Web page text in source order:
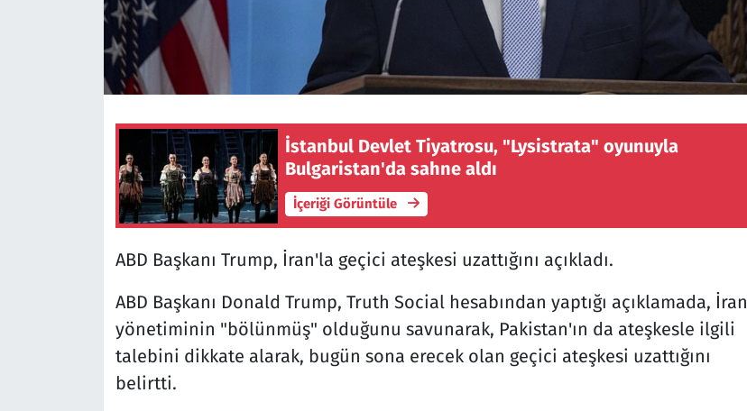
İstanbul Devlet Tiyatrosu, "Lysistrata" oyunuyla
Bulgaristan'da sahne aldı
İçeriği Görüntüle
ABD Başkanı Trump, İran'la geçici ateşkesi uzattığını açıkladı.
ABD Başkanı Donald Trump, Truth Social hesabından yaptığı açıklamada, İran
yönetiminin "bölünmüş" olduğunu savunarak, Pakistan'ın da ateşkesle ilgili
talebini dikkate alarak, bugün sona erecek olan geçici ateşkesi uzattığını
belirtti.